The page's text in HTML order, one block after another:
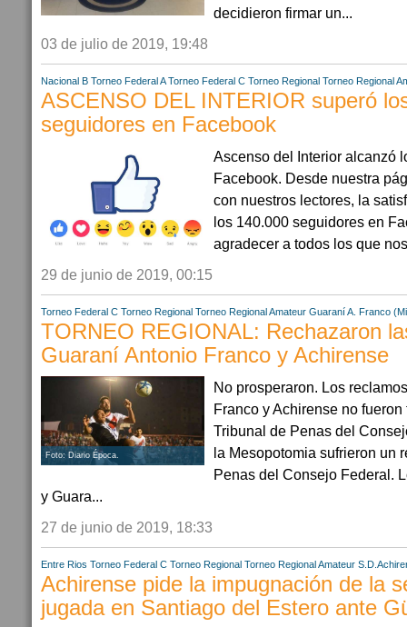
decidieron firmar un...
03 de julio de 2019, 19:48
Nacional B Torneo Federal A Torneo Federal C Torneo Regional Torneo Regional
ASCENSO DEL INTERIOR superó
seguidores en Facebook
Ascenso del Interior alcanzó
Facebook. Desde nuestra
con nuestros lectores, la
los 140.000 seguidores en
agradecer a todos los que
29 de junio de 2019, 00:15
Torneo Federal C Torneo Regional Torneo Regional Amateur Guaraní A. Franco
TORNEO REGIONAL: Rechazaron
Guaraní Antonio Franco y Achirense
Foto: Diario Época.
No prosperaron. Los
Franco y Achirense no
Tribunal de Penas del
la Mesopotomia sufrieron un
Penas del Consejo Federal.
y Guara...
27 de junio de 2019, 18:33
Entre Rios Torneo Federal C Torneo Regional Torneo Regional Amateur
Achirense pide la impugnación de la
jugada en Santiago del Estero ante